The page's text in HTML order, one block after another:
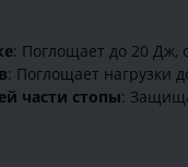
: Поглощает до 20 Дж,
: Поглощает нагрузки
части стопы: